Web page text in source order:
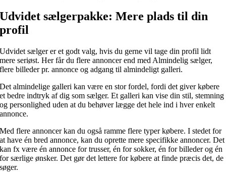
Udvidet sælgerpakke: Mere plads til din
profil
Udvidet sælger er et godt valg, hvis du gerne vil tage din profil lidt
mere seriøst. Her får du flere annoncer end med Almindelig sælger,
flere billeder pr. annonce og adgang til almindeligt galleri.
Det almindelige galleri kan være en stor fordel, fordi det giver købere
et bedre indtryk af dig som sælger. Et galleri kan vise din stil, stemning
og personlighed uden at du behøver lægge det hele ind i hver enkelt
annonce.
Med flere annoncer kan du også ramme flere typer købere. I stedet for
at have én bred annonce, kan du oprette mere specifikke annoncer. Det
kan fx være én annonce for trusser, én for sokker, én for billeder og én
for særlige ønsker. Det gør det lettere for købere at finde præcis det, de
søger.